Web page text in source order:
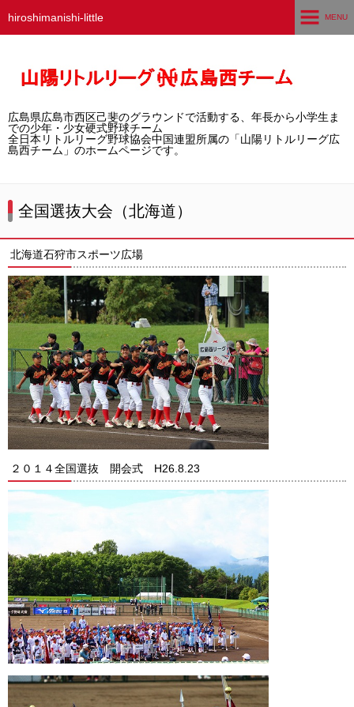
hiroshimanishi-little
広島県広島市西区己斐のグラウンドで活動する、年長から小学生ま
での少年・少女硬式野球チーム
全日本リトルリーグ野球協会中国連盟所属の「山陽リトルリーグ広
島西チーム」のホームページです。
MENU
広島西チームとは
選手募集／体験・見学
試合結果
想い出アルバム
卒団生の声
ガンバレ！広島西ブログ
「体験」「見学」お申し込み／その他お問合わせ
寄付のお願い
質問コーナー Ｑ＆Ａ
全国選抜大会（北海道）
北海道石狩市スポーツ広場
２０１４全国選抜 開会式 H26.8.23